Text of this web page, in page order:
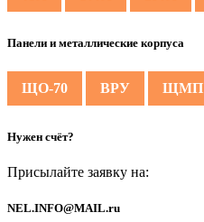
Панели и металлические корпуса
ЩО-70 ВРУ ЩМП
Нужен счёт?
Присылайте заявку на:
NEL.INFO@MAIL.ru